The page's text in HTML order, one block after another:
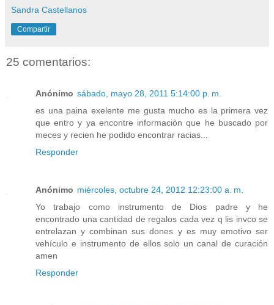
Sandra Castellanos
Compartir
25 comentarios:
Anónimo sábado, mayo 28, 2011 5:14:00 p. m.
es una paina exelente me gusta mucho es la primera vez
que entro y ya encontre informaciòn que he buscado por
meces y recien he podido encontrar racias...
Responder
Anónimo miércoles, octubre 24, 2012 12:23:00 a. m.
Yo trabajo como instrumento de Dios padre y he
encontrado una cantidad de regalos cada vez q lis invco se
entrelazan y combinan sus dones y es muy emotivo ser
vehículo e instrumento de ellos solo un canal de curación
amen
Responder